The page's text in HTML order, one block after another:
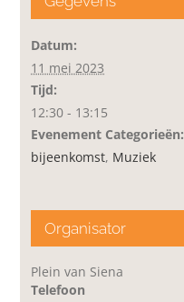
Datum:
11 mei 2023
Tijd:
12:30 - 13:15
Evenement Categorieën:
bijeenkomst, Muziek
Organisator
Plein van Siena
Telefoon